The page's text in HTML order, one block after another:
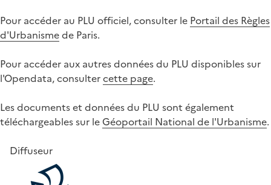
Pour accéder au PLU officiel, consulter le Portail des Règles
d'Urbanismede Paris.
Pour accéder aux autres données du PLU disponibles sur
l'Opendata, consultercette page.
Les documents et données du PLU sont également
téléchargeables sur leGéoportail National de l'Urbanisme.
Diffuseur